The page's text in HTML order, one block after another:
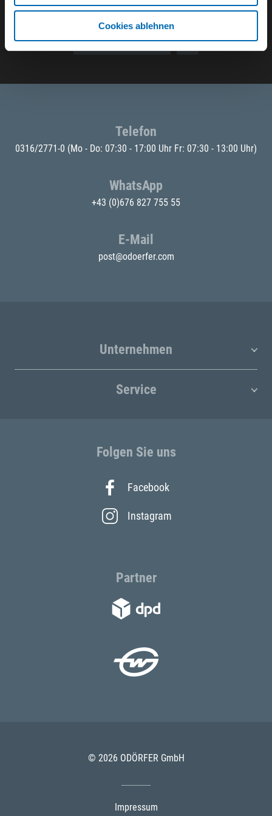
Cookies ablehnen
Der ODÖRFER Newsletter
E-Mail eingeben
Telefon
0316/2771-0 (Mo - Do: 07:30 - 17:00 Uhr Fr: 07:30 - 13:00 Uhr)
WhatsApp
+43 (0)676 827 755 55
E-Mail
post@odoerfer.com
Unternehmen
Service
Folgen Sie uns
Facebook
Instagram
Partner
© 2026 ODÖRFER GmbH
Impressum